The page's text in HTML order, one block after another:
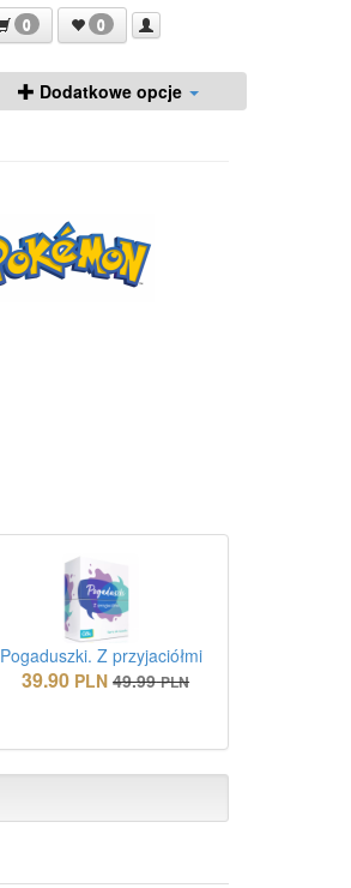
0 0
Dodatkowe opcje
Pogaduszki. Z przyjaciółmi
39.90 PLN 49.99 PLN